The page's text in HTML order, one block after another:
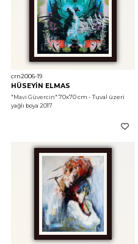
crn2006-19
HÜSEYİN ELMAS
"Mavi Güvercin" 70x70 cm - Tuval üzeri
yağlı boya 2017